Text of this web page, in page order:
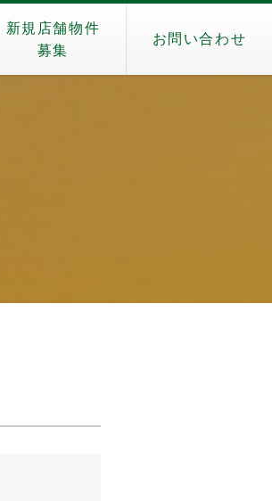
新規店舗物件
募集
お問い合わせ